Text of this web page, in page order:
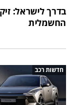
החשמלית
חדשות רכב